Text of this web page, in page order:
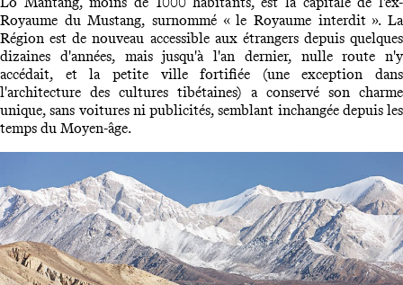
Royaume du Mustang, surnommé « le Royaume interdit ». La
Région est de nouveau accessible aux étrangers depuis quelques
dizaines d'années, mais jusqu'à l'an dernier, nulle route n'y
accédait, et la petite ville fortifiée (une exception dans
l'architecture des cultures tibétaines) a conservé son charme
unique, sans voitures ni publicités, semblant inchangée depuis les
temps du Moyen-âge.